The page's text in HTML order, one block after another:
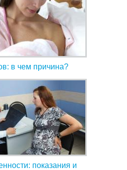
в чем причина?
показания и